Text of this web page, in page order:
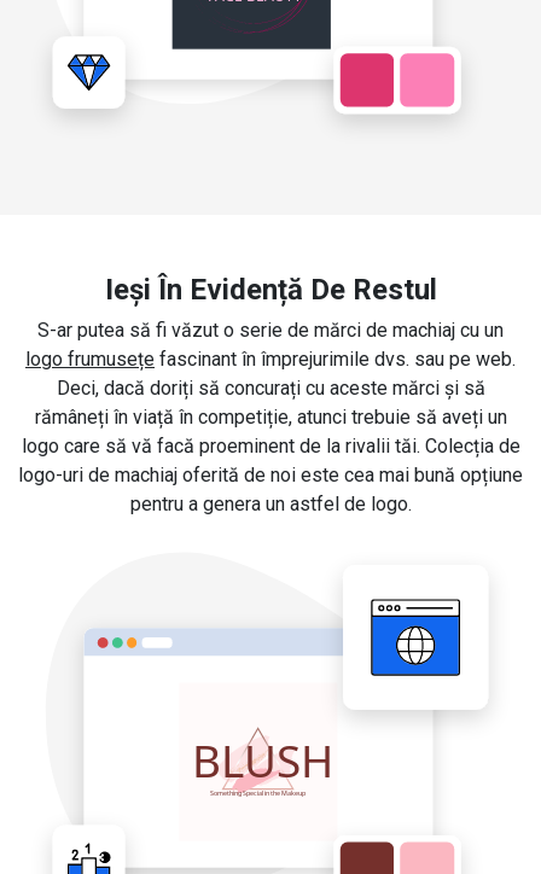
Ieși În Evidență De Restul
S-ar putea să fi văzut o serie de mărci de machiaj cu un
logo frumusețe fascinant în împrejurimile dvs. sau pe web.
Deci, dacă doriți să concurați cu aceste mărci și să
rămâneți în viață în competiție, atunci trebuie să aveți un
logo care să vă facă proeminent de la rivalii tăi. Colecția de
logo-uri de machiaj oferită de noi este cea mai bună opțiune
pentru a genera un astfel de logo.